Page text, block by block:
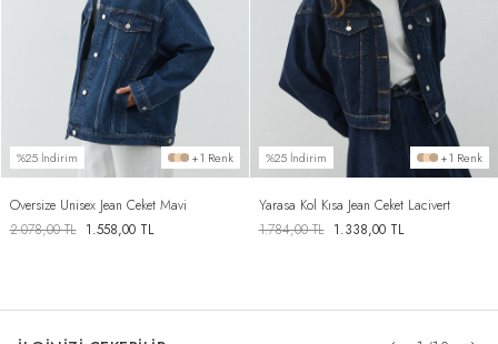
%25 İndirim +1 Renk
Oversize Unisex Jean Ceket Mavi
2.078,00TL 1.558,00TL
%25 İndirim +1 Renk
Yarasa Kol Kısa Jean Ceket Lacivert
1.784,00TL 1.338,00TL